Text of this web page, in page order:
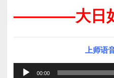
————大日
上师语
00:00